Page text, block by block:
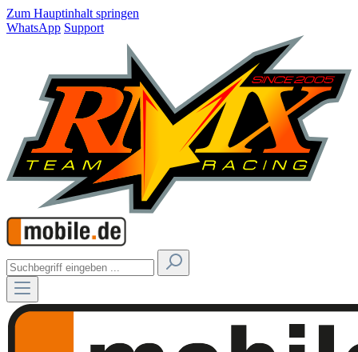
Zum Hauptinhalt springen
WhatsApp Support